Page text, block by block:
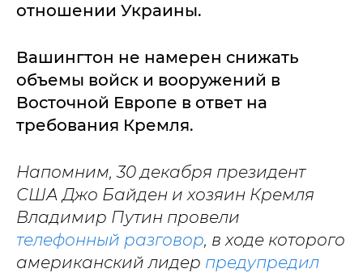
отношении Украины.
Вашингтон не намерен снижать
объемы войск и вооружений в
Восточной Европе в ответ на
требования Кремля.
Напомним, 30 декабря президент
США Джо Байден и хозяин Кремля
Владимир Путин провели
телефонный разговор, в ходе которого
американский лидер предупредил